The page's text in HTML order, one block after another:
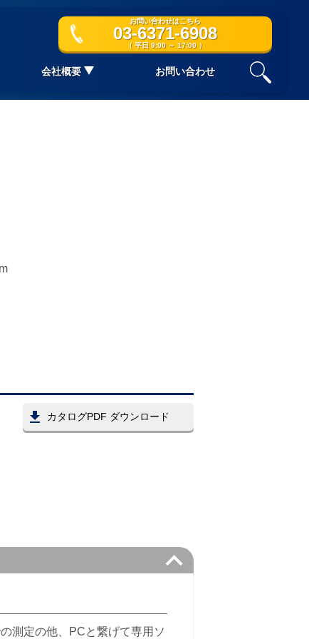
お問い合わせはこちら
03-6371-6908
（ 平日 9:00 ～ 17:00 ）
会社概要 お問い合わせ
カタログPDF ダウンロード
測定の他、PCと繋げて専用ソ